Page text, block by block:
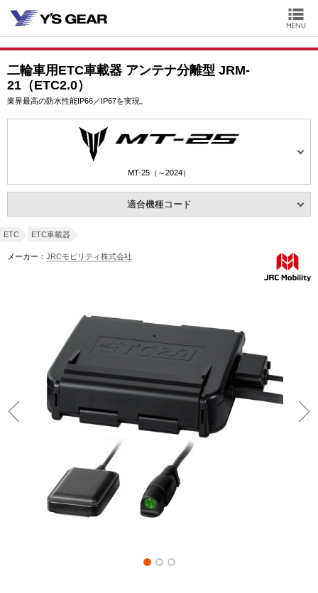
二輪車用ETC車載器 アンテナ分離型 JRM-
21（ETC2.0）
業界最高の防水性能IP66／IP67を実現。
MT-25（～2024）
適合機種コード
ETC ETC車載器
メーカー： JRCモビリティ株式会社